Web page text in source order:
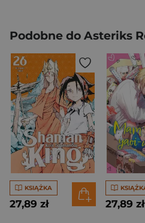
Podobne do Asteriks
KSIĄŻKA
27,89 zł 27,89 zł